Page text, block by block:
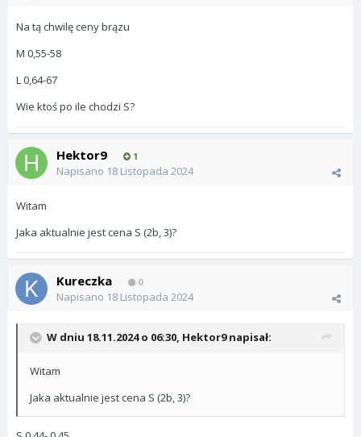
Na tą chwilę ceny brązu
M 0,55-58
L 0,64-67
Wie ktoś po ile chodzi S?
Hektor9 1
Napisano 18 Listopada 2024
Witam
Jaka aktualnie jest cena S (2b, 3)?
Kureczka 0
Napisano 18 Listopada 2024
W dniu 18.11.2024 o 06:30, Hektor9napisał:
Witam
Jaka aktualnie jest cena S (2b, 3)?